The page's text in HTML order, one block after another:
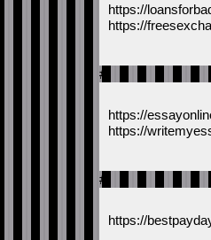
https://
https://
#
https://
https://
#
https://